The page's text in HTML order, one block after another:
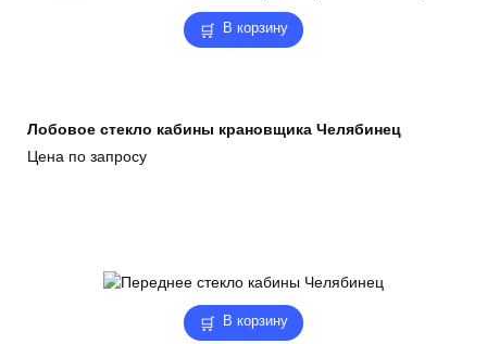
В корзину
Лобовое стекло кабины крановщика Челябинец
Цена по запросу
В корзину